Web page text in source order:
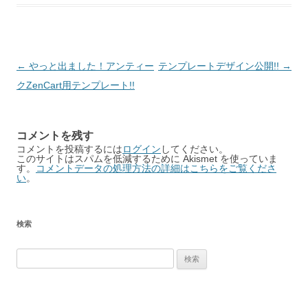
Post
navigation
← やっと出ました！アンティー
クZenCart用テンプレート!!
テンプレートデザイン公開!! →
コメントを残す
コメントを投稿するにはログイン してください。
このサイトはスパムを低減するために Akismet を使っていま
す。
コメントデータの処理方法の詳細はこちらをご覧くださ
い。
検索